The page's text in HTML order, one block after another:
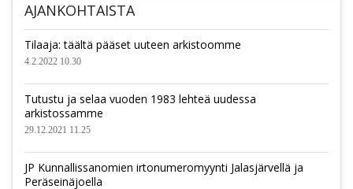
AJANKOHTAISTA
Tilaaja: täältä pääset uuteen arkistoomme
4.2.2022 10.30
Tutustu ja selaa vuoden 1983 lehteä uudessa
arkistossamme
29.12.2021 11.25
JP Kunnallissanomien irtonumeromyynti Jalasjärvellä ja
Peräseinäjoella